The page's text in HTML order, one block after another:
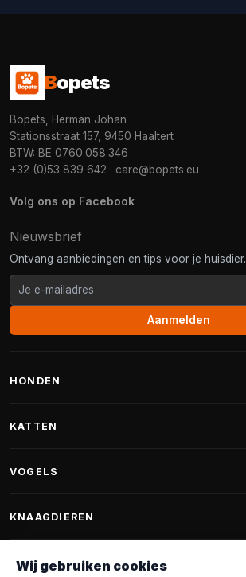
Bopets
Bopets, Herman Johan
Stationsstraat 157, 9450 Haaltert
BTW: BE 0760.058.346
+32 (0)53 839 642 · care@bopets.eu
Volg ons op Facebook
Nieuwsbrief
Ontvang aanbiedingen en tips voor je huisdier.
Aanmelden
HONDEN
Fantail hondenmanden
Hondenspeelgoed
KATTEN
Krabpalen voor Maine Coon
VOGELS
Vogelvoer binnenvogels
Voederhuisjes
KNAAGDIEREN
Wij gebruiken cookies